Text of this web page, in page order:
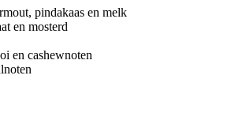
pindakaas en melk
en mosterd
en cashewnoten